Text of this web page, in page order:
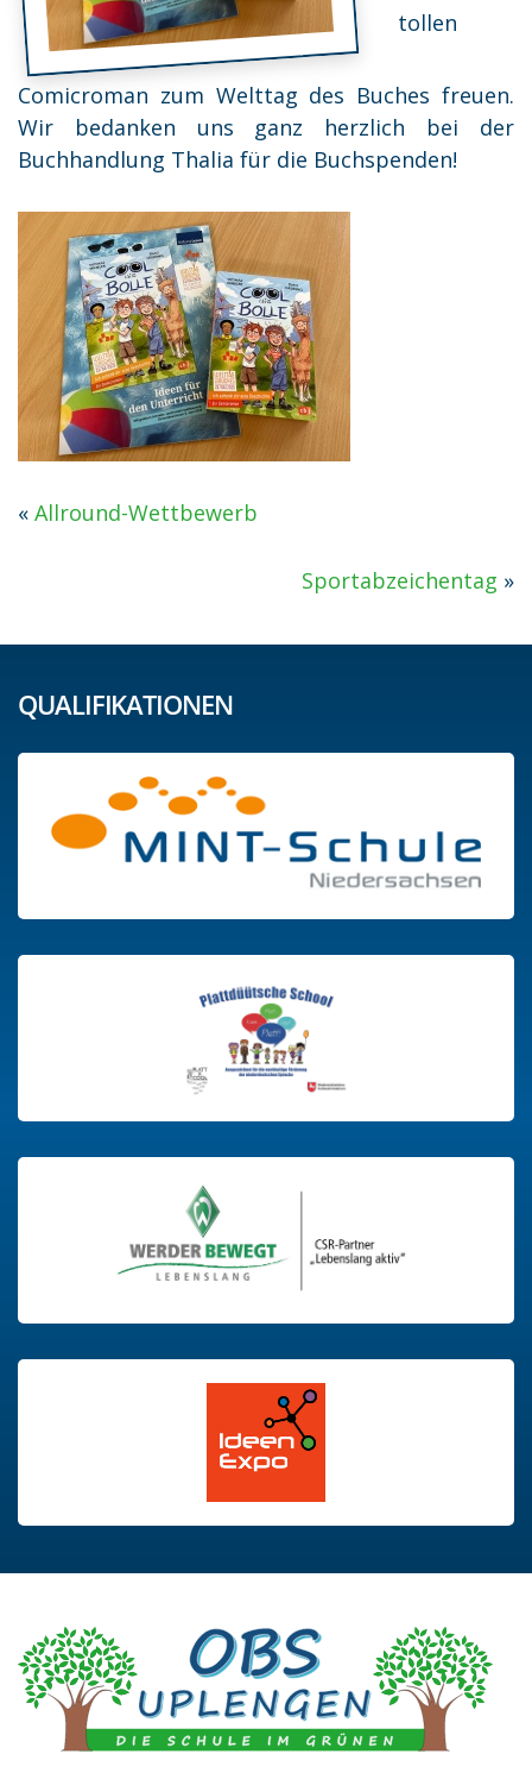
tollen
Comicroman zum Welttag des Buches freuen.
Wir bedanken uns ganz herzlich bei der
Buchhandlung Thalia für die Buchspenden!
« Allround-Wettbewerb
Sportabzeichentag »
QUALIFIKATIONEN